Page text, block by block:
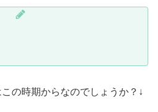
の時期からなのでしょうか？↓